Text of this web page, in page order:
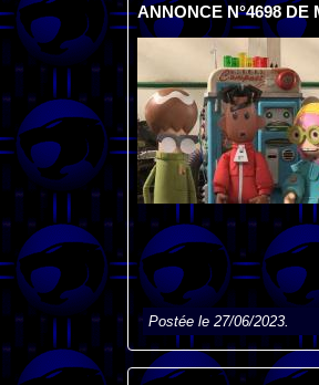
ANNONCE N°4698 DE
Postée le 27/06/2023.